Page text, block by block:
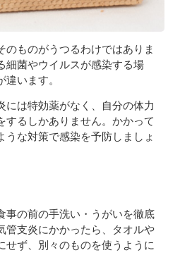
のものがうつるわけではありま
細菌やウイルスが感染する場
います。
には特効薬がなく、自分の体力
するしかありません。かかって
うな対策で感染を予防しましょ
事の前の手洗い・うがいを徹底
管支炎にかかったら、タオルや
せず、別々のものを使うように